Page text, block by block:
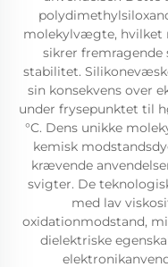
molekylvægte, hvilket
sikrer
stabilitet.
sin konsekvens over
under frysepunktet til
°C. Dens unikke
kemisk
krævende
svigter. De
med lav
oxidationmodstand,
dielektriske